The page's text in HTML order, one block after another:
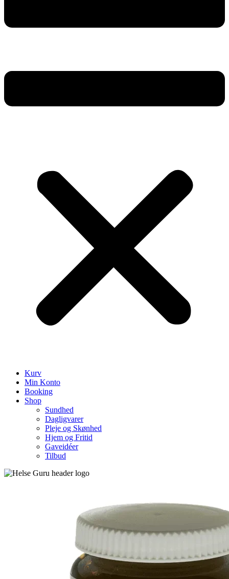
Kurv
Min Konto
Booking
Shop
Sundhed
Dagligvarer
Pleje og Skønhed
Hjem og Fritid
Gaveidéer
Tilbud